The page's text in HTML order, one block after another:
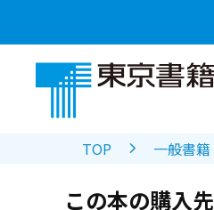
TOP 一般書籍
この本の購入先